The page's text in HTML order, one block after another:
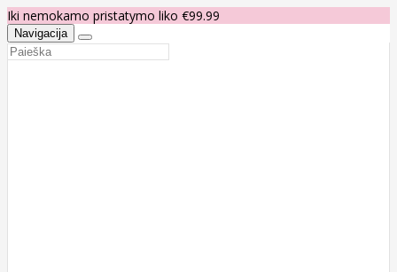
Iki nemokamo pristatymo liko €99.99
Navigacija